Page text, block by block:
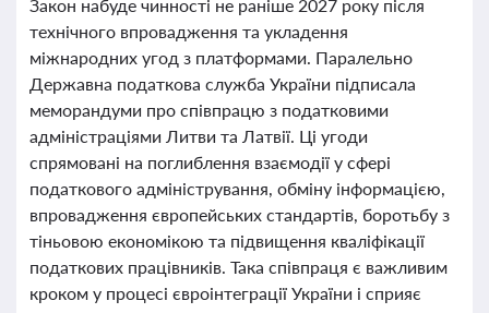
Закон набуде чинності не раніше 2027 року після
технічного впровадження та укладення
міжнародних угод з платформами. Паралельно
Державна податкова служба України підписала
меморандуми про співпрацю з податковими
адміністраціями Литви та Латвії. Ці угоди
спрямовані на поглиблення взаємодії у сфері
податкового адміністрування, обміну інформацією,
впровадження європейських стандартів, боротьбу з
тіньовою економікою та підвищення кваліфікації
податкових працівників. Така співпраця є важливим
кроком у процесі євроінтеграції України і сприяє